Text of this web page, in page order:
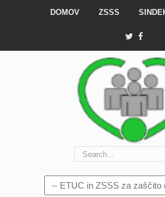
DOMOV ZSSS
Navigation